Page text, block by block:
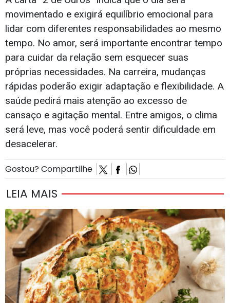
movimentado e exigirá equilíbrio emocional para
lidar com diferentes responsabilidades ao mesmo
tempo. No amor, será importante encontrar tempo
para cuidar da relação sem esquecer suas
próprias necessidades. Na carreira, mudanças
rápidas poderão exigir adaptação e flexibilidade. A
saúde pedirá mais atenção ao excesso de
cansaço e agitação mental. Entre amigos, o clima
será leve, mas você poderá sentir dificuldade em
desacelerar.
Gostou? Compartilhe
LEIA MAIS